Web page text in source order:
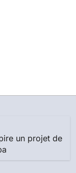
un projet de